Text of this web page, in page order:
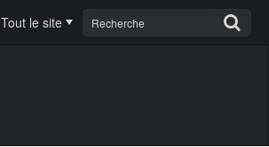
Tout le site